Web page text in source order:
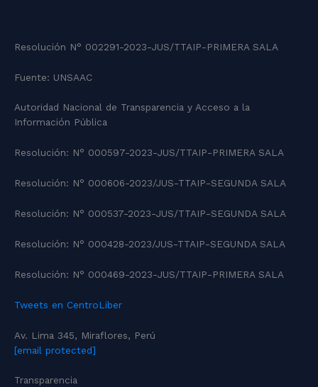
Resolución N° 002291-2023-JUS/TTAIP-PRIMERA SALA
Fuente: UNSAAC
Autoridad Nacional de Transparencia y Acceso a la
Información Pública
Resolución: N° 000597-2023-JUS/TTAIP-PRIMERA SALA
Resolución: N° 000606-2023/JUS-TTAIP-SEGUNDA SALA
Resolución: N° 000537-2023-JUS/TTAIP-SEGUNDA SALA
Resolución: N° 000428-2023/JUS-TTAIP-SEGUNDA SALA
Resolución: N° 000469-2023-JUS/TTAIP-PRIMERA SALA
Tweets en CentroLiber
Av. Lima 345, Miraflores, Perú
[email protected]
Transparencia